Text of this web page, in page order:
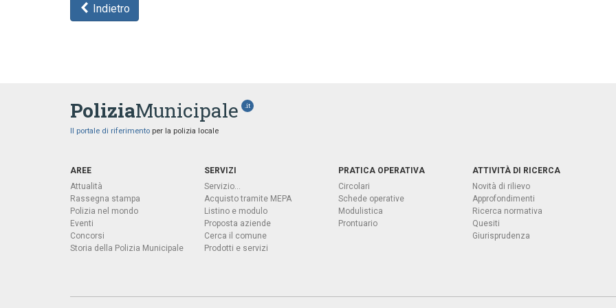
Indietro
PoliziaMunicipale .it
Il portale di riferimento per la polizia locale
AREE
Attualità
Rassegna stampa
Polizia nel mondo
Eventi
Concorsi
Storia della Polizia Municipale
SERVIZI
Servizio...
Acquisto tramite MEPA
Listino e modulo
Proposta aziende
Cerca il comune
Prodotti e servizi
PRATICA OPERATIVA
Circolari
Schede operative
Modulistica
Prontuario
ATTIVITÀ DI RICERCA
Novità di rilievo
Approfondimenti
Ricerca normativa
Quesiti
Giurisprudenza